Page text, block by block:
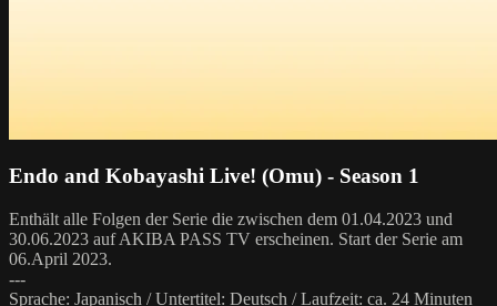
Endo and Kobayashi Live! (Omu) - Season 1
Enthält alle Folgen der Serie die zwischen dem 01.04.2023 und
30.06.2023 auf AKIBA PASS TV erscheinen. Start der Serie am
06.April 2023.
---
Sprache: Japanisch / Untertitel: Deutsch / Laufzeit: ca. 24 Minuten